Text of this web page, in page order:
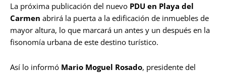
La próxima publicación del nuevo PDU en Playa del
Carmen abrirá la puerta a la edificación de inmuebles de
mayor altura, lo que marcará un antes y un después en la
fisonomía urbana de este destino turístico.
Así lo informó Mario Moguel Rosado, presidente del